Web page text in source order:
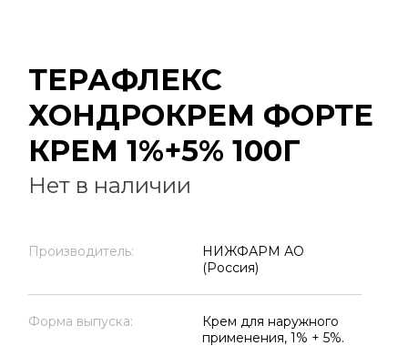
ТЕРАФЛЕКС
ХОНДРОКРЕМ ФОРТЕ
КРЕМ 1%+5% 100Г
Нет в наличии
Производитель:
НИЖФАРМ АО
(Россия)
Форма выпуска:
Крем для наружного
применения, 1% + 5%.